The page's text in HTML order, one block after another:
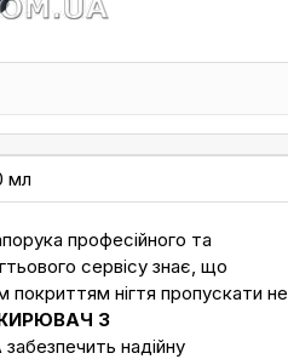
мл
професійного та
сервісу знає, що
нігтя пропускати не
З
забезпечить надійну